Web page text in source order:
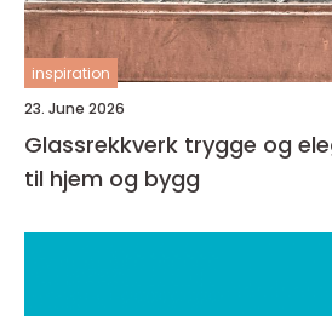
inspiration
23. June 2026
Glassrekkverk trygge og elegante løsninger
til hjem og bygg